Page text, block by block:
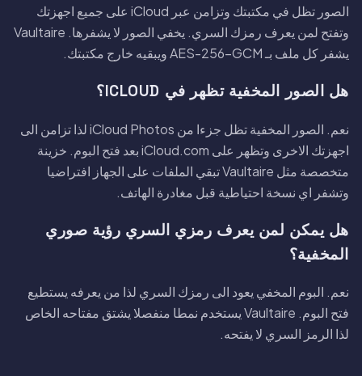
الصور تظل في مكتبتك وتزامن عبر iCloud على جميع اجهزتك
وتفتح لمن يعرف رمزك السري. يخفي الصور لا يشفرها. Vaultaire
يشفر كل ملف بـ AES-256-GCM ويبقيه خارج مكتبتك.
هل الصور المخفية تظهر في ICLOUD؟
نعم. الصور المخفية تظل جزءا من iCloud Photos لذا تزامن الى
اجهزتك الاخرى وتظهر على iCloud.com بعد فتح البوم. خزينة
متخصصة مثل Vaultaire تبقي الملفات على الجهاز افتراضيا
وتشفر اي نسخة احتياطية قبل مغادرة الهاتف.
هل يمكن لمن يعرف رمزي السري رؤية صوري
المخفية؟
نعم. البوم المخفي يعود الى رمزك السري لذا من يعرفه يستطيع
فتح البوم. Vaultaire يستخدم نمطا منفصلا يشتق مفتاحه الخاص
لذا الرمز السري لا يفتحه.